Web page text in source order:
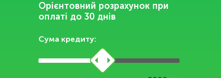
Орієнтовний розрахунок при
оплаті до 30 днів
Сума кредиту: